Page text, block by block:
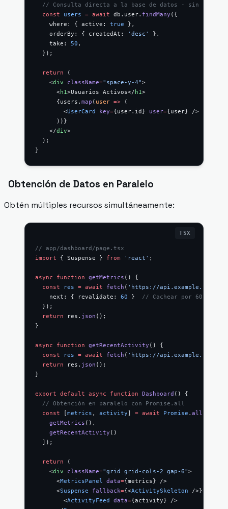
// Consulta directa a la base de datos - sin
  const
users = await db.user. findMany ({
    where: { active:
true },
    orderBy: { createdAt:
'desc'
},
    take:
50 ,
  });
  return
(
    <
div className="space-y-4">
      <
h1>Usuarios Activos</ h1>
      {users.
map ( user => (
        <
UserCard key={user.id} user={user} />
      ))}
    </
div>
  );
}
Obtención de Datos en Paralelo
Obtén múltiples recursos simultáneamente:
// app/dashboard/page.tsx
import { Suspense } from 'react' ;
async function getMetrics () {
  const
res = await fetch ( 'https://api.example.com/
    next: { revalidate:
60 } // Cachear por 60
  });
  return
res. json ();
}
async function getRecentActivity () {
  const
res = await fetch ( 'https://api.example.com/
  return
res. json ();
}
export default async function Dashboard () {
  // Obtención en paralelo con Promise.all
  const
[metrics , activity] = await Promise . all
    getMetrics
(),
    getRecentActivity
()
  ]);
  return
(
    <
div className="grid grid-cols-2 gap-6">
      <
MetricsPanel data={metrics} />
      <
Suspense fallback={<ActivitySkeleton />}>
        <
ActivityFeed data={activity} />